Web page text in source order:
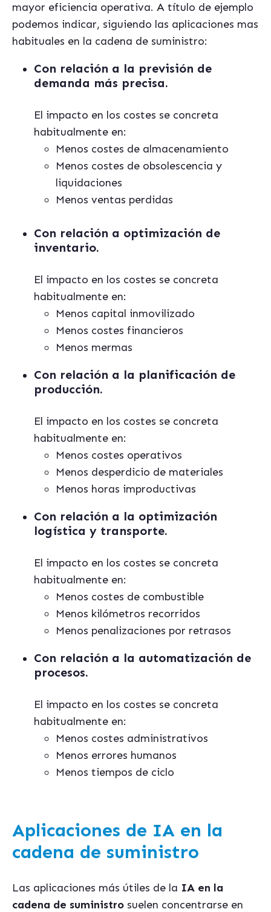
mayor eficiencia operativa. A título de ejemplo
podemos indicar, siguiendo las aplicaciones mas
habituales en la cadena de suministro:
Con relación a la previsión de
demanda más precisa.
El impacto en los costes se concreta
habitualmente en:
Menos costes de almacenamiento
Menos costes de obsolescencia y
liquidaciones
Menos ventas perdidas
Con relación a optimización de
inventario.
El impacto en los costes se concreta
habitualmente en:
Menos capital inmovilizado
Menos costes financieros
Menos mermas
Con relación a la planificación de
producción.
El impacto en los costes se concreta
habitualmente en:
Menos costes operativos
Menos desperdicio de materiales
Menos horas improductivas
Con relación a la optimización
logística y transporte.
El impacto en los costes se concreta
habitualmente en:
Menos costes de combustible
Menos kilómetros recorridos
Menos penalizaciones por retrasos
Con relación a la automatización de
procesos.
El impacto en los costes se concreta
habitualmente en:
Menos costes administrativos
Menos errores humanos
Menos tiempos de ciclo
Aplicaciones de IA en la
cadena de suministro
Las aplicaciones más útiles de la IA en la
cadena de suministro suelen concentrarse en